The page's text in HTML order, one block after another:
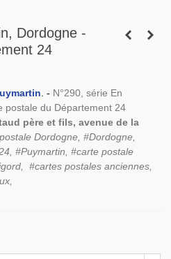
Dordogne -
24
- N°290, série En
postale du Département 24
père et fils, avenue de la
Dordogne, #Dordogne,
#Puymartin, #carte postale
#cartes postales anciennes,